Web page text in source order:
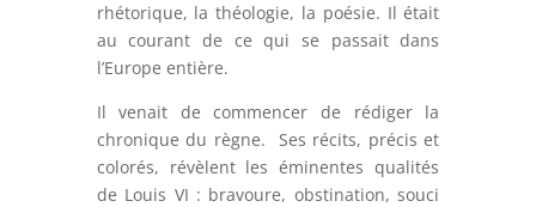
rhétorique, la théologie, la poésie. Il était
au courant de ce qui se passait dans
l’Europe entière.
Il venait de commencer de rédiger la
chronique du règne. Ses récits, précis et
colorés, révèlent les éminentes qualités
de Louis VI : bravoure, obstination, souci